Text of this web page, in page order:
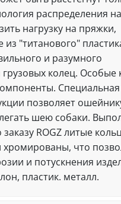
распределения
нагрузку на пряжки,
из "титанового"
и разумного
колец. Особые
Специальная
позволяет
шею собаки.
ROGZ литые
хромированы, что
и потускнения
пластик. металл.